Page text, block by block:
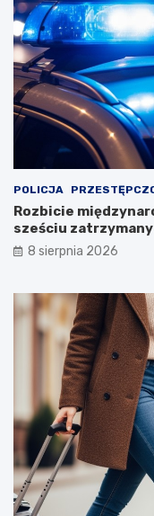
POLICJA
Rozbicie
sześciu
8 sierpnia 2026